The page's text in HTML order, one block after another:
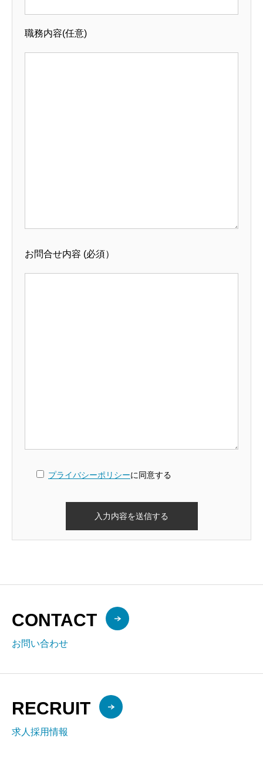
職務内容(任意)
お問合せ内容 (必須）
プライバシーポリシーに同意する
CONTACT
お問い合わせ
RECRUIT
求人採用情報